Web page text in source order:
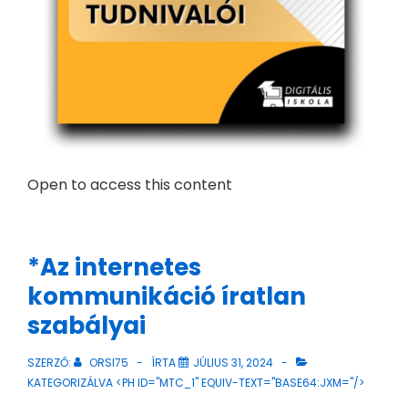
Open to access this content
*Az internetes
kommunikáció íratlan
szabályai
SZERZŐ: ORSI75 ÍRTA
JÚLIUS 31, 2024
KATEGORIZÁLVA <PH ID="MTC_1" EQUIV-TEXT="BASE64:JXM="/>